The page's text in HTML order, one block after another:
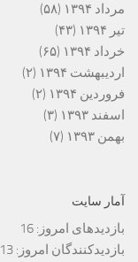
مرداد ۱۳۹۴
(۵۸)
تیر ۱۳۹۴
(۴۳)
خرداد ۱۳۹۴
(۶۵)
اردیبهشت ۱۳۹۴
(۲)
فروردین ۱۳۹۴
(۲)
اسفند ۱۳۹۳
(۳)
بهمن ۱۳۹۳
(۷)
آمار سایت
بازدیدهای امروز: 16
بازدیدکنندگان امروز: 13